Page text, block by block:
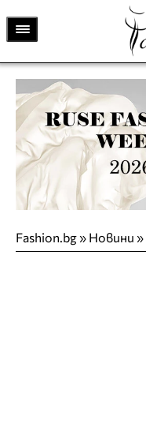
Fashion.bg» Новини »